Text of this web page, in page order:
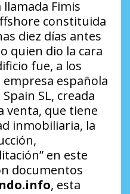
Fimis
constituida
diez días antes
quien dio la cara
fue, a los
española
SL, creada
venta, que tiene
inmobiliaria, la
en este
documentos
, esta